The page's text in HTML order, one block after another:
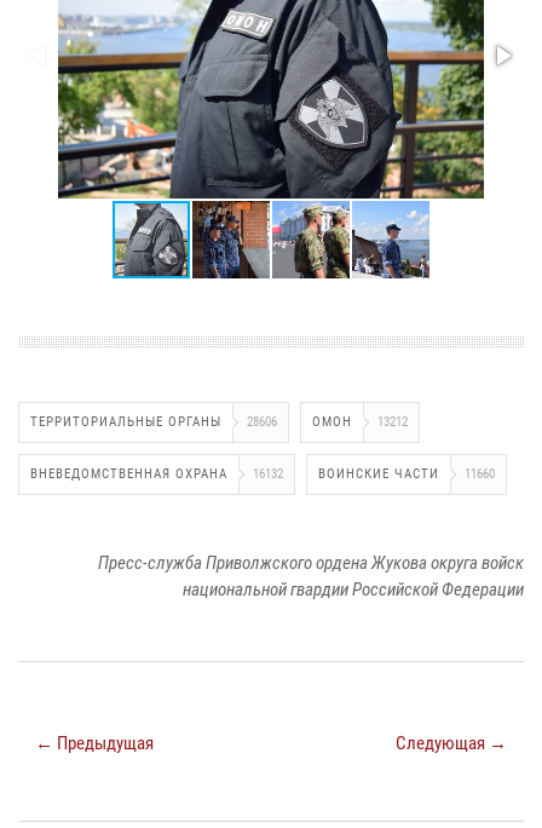
ТЕРРИТОРИАЛЬНЫЕ ОРГАНЫ 28606 ОМОН 13212
ВНЕВЕДОМСТВЕННАЯ ОХРАНА 16132 ВОИНСКИЕ ЧАСТИ 11660
Пресс-служба Приволжского ордена Жукова округа войск
национальной гвардии Российской Федерации
← Предыдущая Следующая →